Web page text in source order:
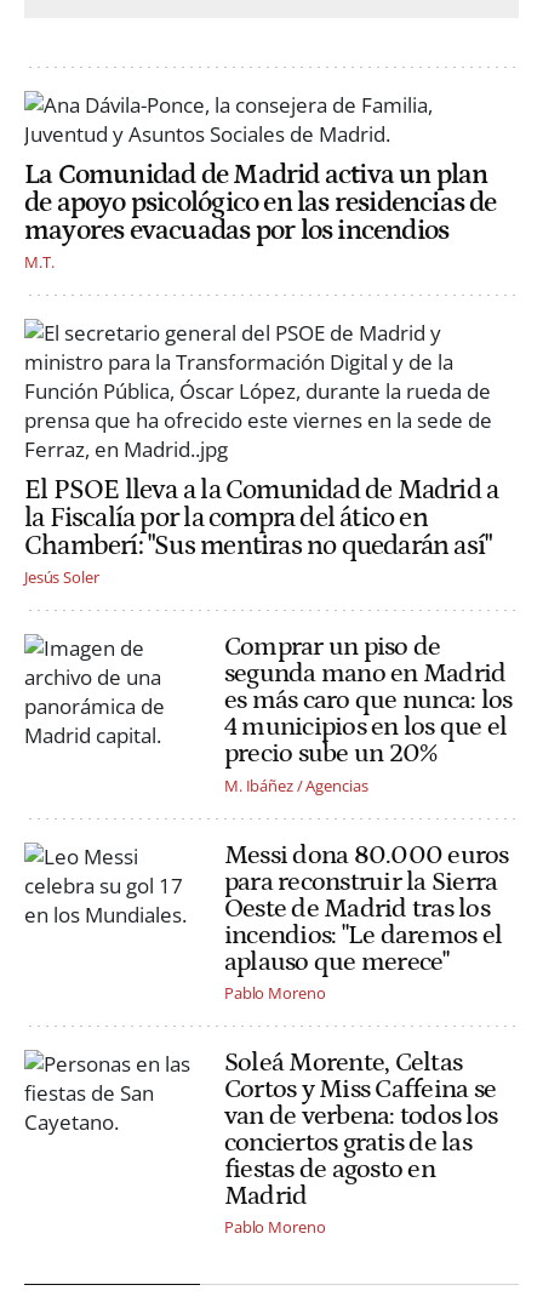
La Comunidad de Madrid activa un plan
de apoyo psicológico en las residencias de
mayores evacuadas por los incendios
M.T.
El PSOE lleva a la Comunidad de Madrid a
la Fiscalía por la compra del ático en
Chamberí: "Sus mentiras no quedarán así"
Jesús Soler
Comprar un piso de
segunda mano en Madrid
es más caro que nunca: los
4 municipios en los que el
precio sube un 20%
M. Ibáñez / Agencias
Messi dona 80.000 euros
para reconstruir la Sierra
Oeste de Madrid tras los
incendios: "Le daremos el
aplauso que merece"
Pablo Moreno
Soleá Morente, Celtas
Cortos y Miss Caffeina se
van de verbena: todos los
conciertos gratis de las
fiestas de agosto en
Madrid
Pablo Moreno